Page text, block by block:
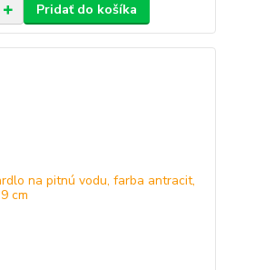
Pridať do košíka